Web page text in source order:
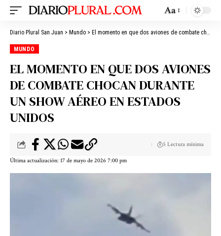
Aa
Diario Plural San Juan > Mundo > El momento en que dos aviones de combate chocan durante un show aéreo en Estados Unidos
MUNDO
EL MOMENTO EN QUE DOS AVIONES
DE COMBATE CHOCAN DURANTE
UN SHOW AÉREO EN ESTADOS
UNIDOS
Última actualización: 17 de mayo de 2026 7:00 pm
5 Lectura mínima